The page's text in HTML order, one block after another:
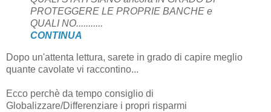
PROTEGGERE LE PROPRIE BANCHE e
QUALI NO...........
CONTINUA
Dopo un'attenta lettura, sarete in grado di capire meglio
quante cavolate vi raccontino...
Ecco perchè da tempo consiglio di
Globalizzare/Differenziare i propri risparmi